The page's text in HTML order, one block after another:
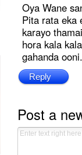
Oya Wane
Pita rata eka
karayo
hora kala
gahanda ooni.
Reply
Post a